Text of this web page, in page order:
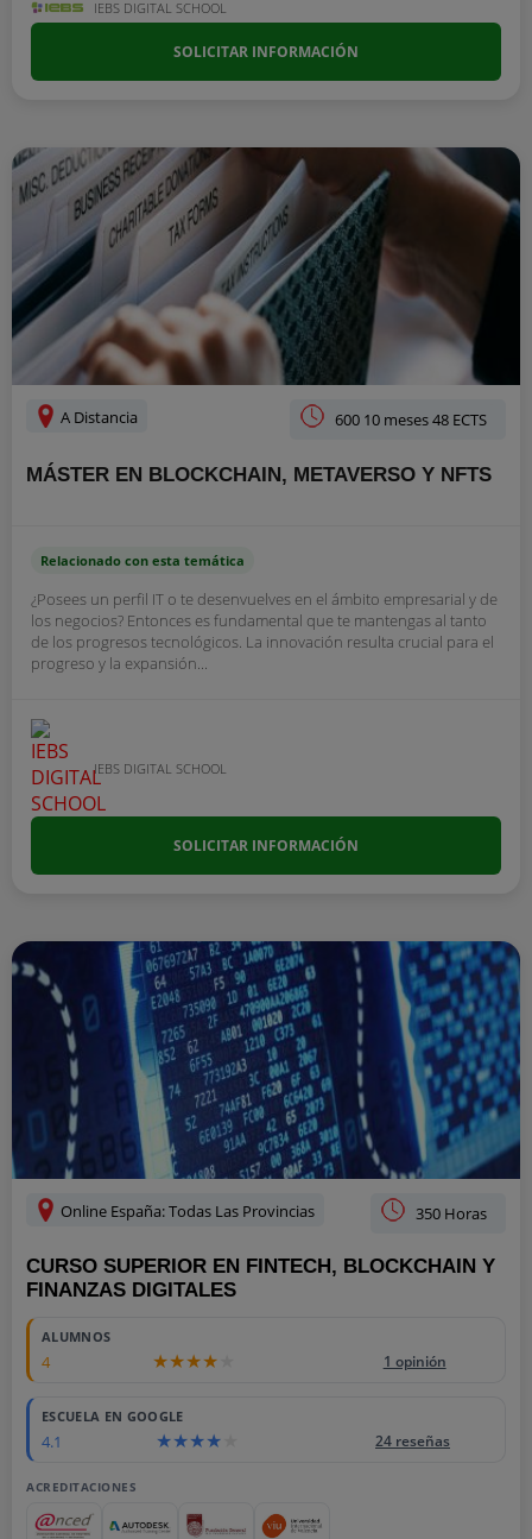
IEBS DIGITAL SCHOOL
SOLICITAR INFORMACIÓN
A Distancia 600 10 meses 48 ECTS
MÁSTER EN BLOCKCHAIN, METAVERSO Y NFTS
Relacionado con esta temática
¿Posees un perfil IT o te desenvuelves en el ámbito empresarial y de
los negocios? Entonces es fundamental que te mantengas al tanto
de los progresos tecnológicos. La innovación resulta crucial para el
progreso y la expansión...
IEBS DIGITAL SCHOOL
SOLICITAR INFORMACIÓN
Online España: Todas Las Provincias 350 Horas
CURSO SUPERIOR EN FINTECH, BLOCKCHAIN Y
FINANZAS DIGITALES
ALUMNOS
4 1 opinión
ESCUELA EN GOOGLE
4.1 24 reseñas
ACREDITACIONES